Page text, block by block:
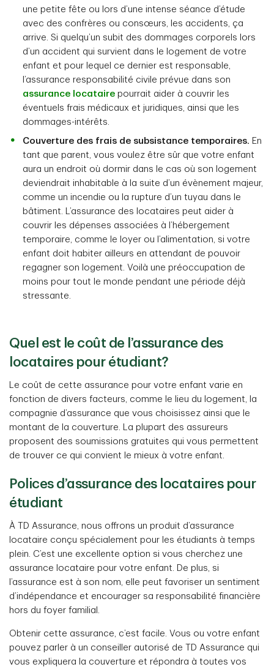
une petite fête ou lors d’une intense séance d’étude
avec des confrères ou consœurs, les accidents, ça
arrive. Si quelqu’un subit des dommages corporels lors
d’un accident qui survient dans le logement de votre
enfant et pour lequel ce dernier est responsable,
l’assurance responsabilité civile prévue dans son
assurance locataire pourrait aider à couvrir les
éventuels frais médicaux et juridiques, ainsi que les
dommages-intérêts.
Couverture des frais de subsistance temporaires. En
tant que parent, vous voulez être sûr que votre enfant
aura un endroit où dormir dans le cas où son logement
deviendrait inhabitable à la suite d’un évènement majeur,
comme un incendie ou la rupture d’un tuyau dans le
bâtiment. L’assurance des locataires peut aider à
couvrir les dépenses associées à l’hébergement
temporaire, comme le loyer ou l’alimentation, si votre
enfant doit habiter ailleurs en attendant de pouvoir
regagner son logement. Voilà une préoccupation de
moins pour tout le monde pendant une période déjà
stressante.
Quel est le coût de l’assurance des
locataires pour étudiant?
Le coût de cette assurance pour votre enfant varie en
fonction de divers facteurs, comme le lieu du logement, la
compagnie d’assurance que vous choisissez ainsi que le
montant de la couverture. La plupart des assureurs
proposent des soumissions gratuites qui vous permettent
de trouver ce qui convient le mieux à votre enfant.
Polices d’assurance des locataires pour
étudiant
À TD Assurance, nous offrons un produit d’assurance
locataire conçu spécialement pour les étudiants à temps
plein. C’est une excellente option si vous cherchez une
assurance locataire pour votre enfant. De plus, si
l’assurance est à son nom, elle peut favoriser un sentiment
d’indépendance et encourager sa responsabilité financière
hors du foyer familial.
Obtenir cette assurance, c’est facile. Vous ou votre enfant
pouvez parler à un conseiller autorisé de TD Assurance qui
vous expliquera la couverture et répondra à toutes vos